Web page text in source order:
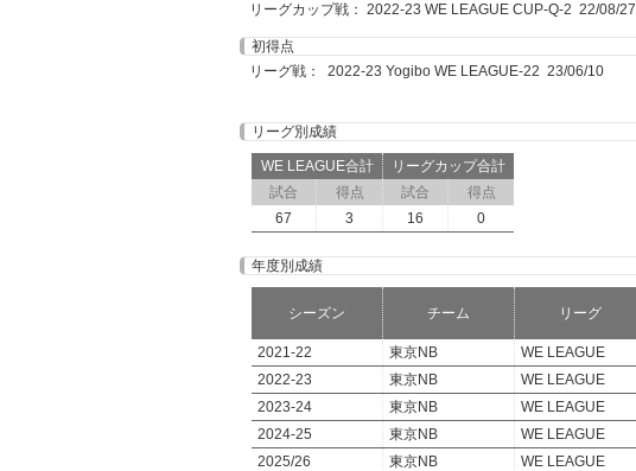
リーグカップ戦： 2022-23 WE LEAGUE CUP-Q-2 22/08/27
初得点
リーグ戦： 2022-23 Yogibo WE LEAGUE-22 23/06/10
リーグ別成績
WE LEAGUE合計
リーグカップ合計
試合
得点 試合
得点
67
3 16 0
年度別成績
シーズン チーム リーグ
2021-22
東京NB WE LEAGUE
2022-23
東京NB WE LEAGUE
2023-24
東京NB WE LEAGUE
2024-25
東京NB WE LEAGUE
2025/26
東京NB WE LEAGUE